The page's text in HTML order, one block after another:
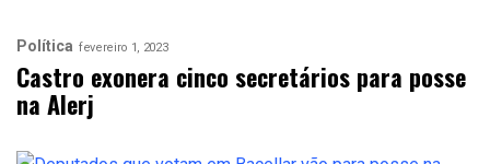
Política fevereiro 1, 2023
Castro exonera cinco secretários para posse
na Alerj